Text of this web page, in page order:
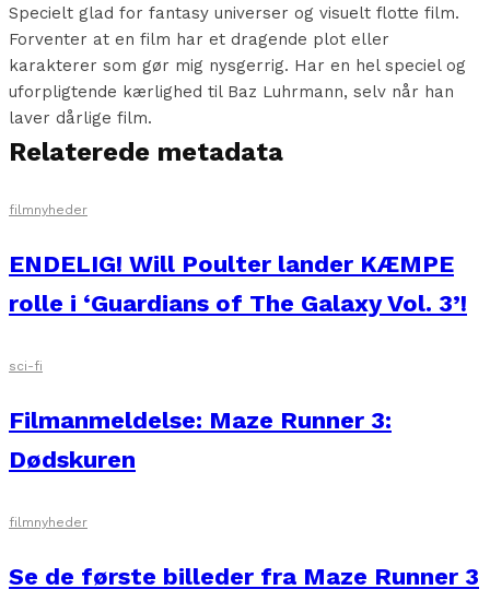
Specielt glad for fantasy universer og visuelt flotte film.
Forventer at en film har et dragende plot eller
karakterer som gør mig nysgerrig. Har en hel speciel og
uforpligtende kærlighed til Baz Luhrmann, selv når han
laver dårlige film.
Relaterede metadata
filmnyheder
ENDELIG! Will Poulter lander KÆMPE
rolle i ‘Guardians of The Galaxy Vol. 3’!
sci-fi
Filmanmeldelse: Maze Runner 3:
Dødskuren
filmnyheder
Se de første billeder fra Maze Runner 3